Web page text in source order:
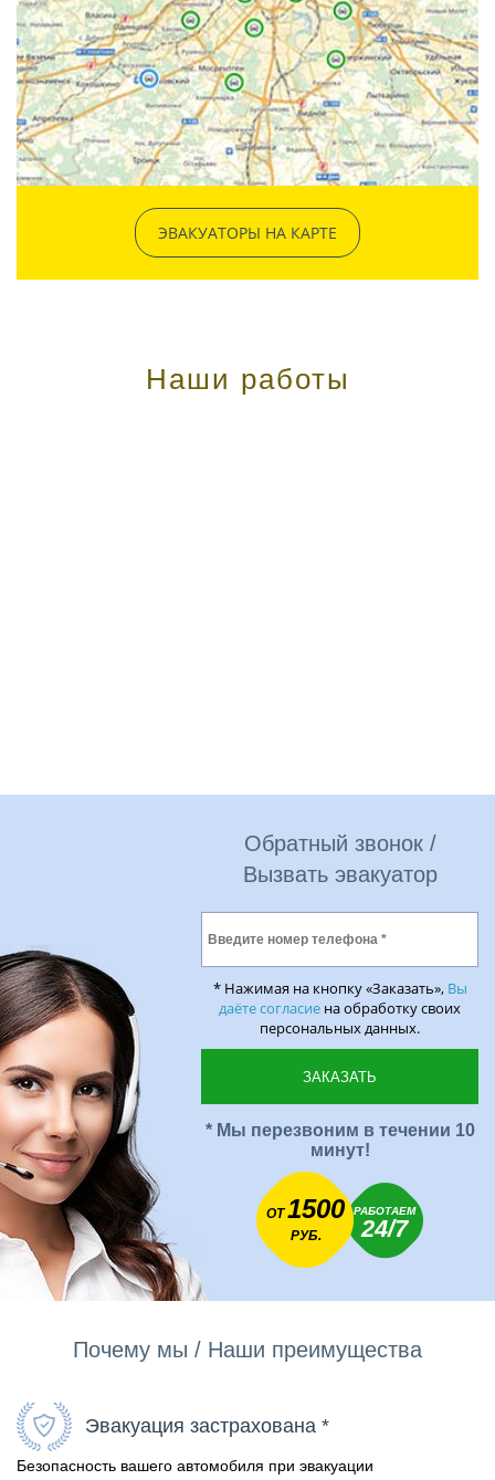
ЭВАКУАТОРЫ НА КАРТЕ
Наши работы
Обратный звонок /
Вызвать эвакуатор
* Нажимая на кнопку «Заказать», Вы
даёте согласие на обработку своих
персональных данных.
* Мы перезвоним в течении 10
минут!
ОТ1500
РУБ.
РАБОТАЕМ
24/7
Почему мы / Наши преимущества
Эвакуация застрахована *
Безопасность вашего автомобиля при эвакуации